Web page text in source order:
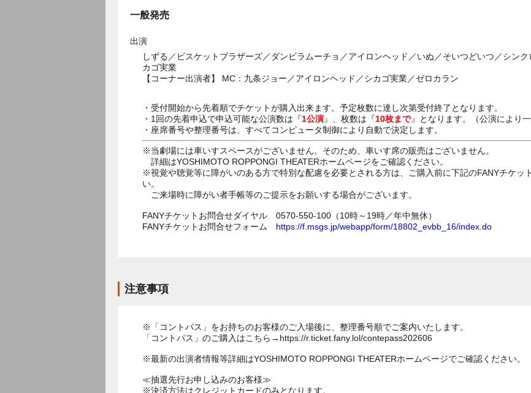
一般発売
出演
しずる／ビスケットブラザーズ／ダンビラムーチョ／アイロンヘッド／いぬ／そいつどいつ／シン
カゴ実業
【コーナー出演者】 MC：九条ジョー／アイロンヘッド／シカゴ実業／ゼロカラン
・受付開始から先着順でチケットが購入出来ます。予定枚数に達し次第受付終了となります。
・1回の先着申込で申込可能な公演数は『1公演』、枚数は『10枚まで』となります。（公演により
・座席番号や整理番号は、すべてコンピュータ制御により自動で決定します。
※当劇場には車いすスペースがございません。そのため、車いす席の販売はございません。
詳細はYOSHIMOTO ROPPONGI THEATERホームページをご確認ください。
※視覚や聴覚等に障がいのある方で特別な配慮を必要とされる方は、ご購入前に下記のFANYチケッ
い。
ご来場時に障がい者手帳等のご提示をお願いする場合がございます。
FANYチケットお問合せダイヤル 0570-550-100（10時～19時／年中無休）
FANYチケットお問合せフォーム https://f.msgs.jp/webapp/form/18802_evbb_16/index.do
注意事項
※「コントパス」をお持ちのお客様のご入場後に、整理番号順でご案内いたします。
「コントパス」のご購入はこちら→https://r.ticket.fany.lol/contepass202606
※最新の出演者情報等詳細はYOSHIMOTO ROPPONGI THEATERホームページでご確認ください。
≪抽選先行お申し込みのお客様≫
※決済方法はクレジットカードのみとなります。